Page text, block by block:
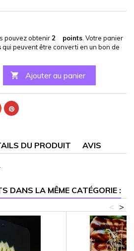
pouvez obtenir2 points . Votre panier
qui peuvent être converti en un bon de
 Ajouter au panier
DU PRODUIT AVIS
DANS LA MÊME CATÉGORIE :
>
<